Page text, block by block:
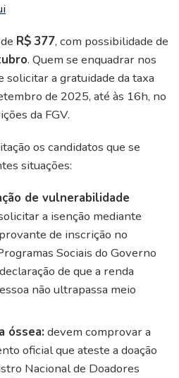
R$ 377, com possibilidade de
. Quem se enquadrar nos
a gratuidade da taxa
de 2025, até às 16h, no
da FGV.
os candidatos que se
situações:
de vulnerabilidade
a isenção mediante
de inscrição no
Sociais do Governo
de que a renda
não ultrapassa meio
óssea: devem comprovar a
oficial que ateste a doação
Nacional de Doadores